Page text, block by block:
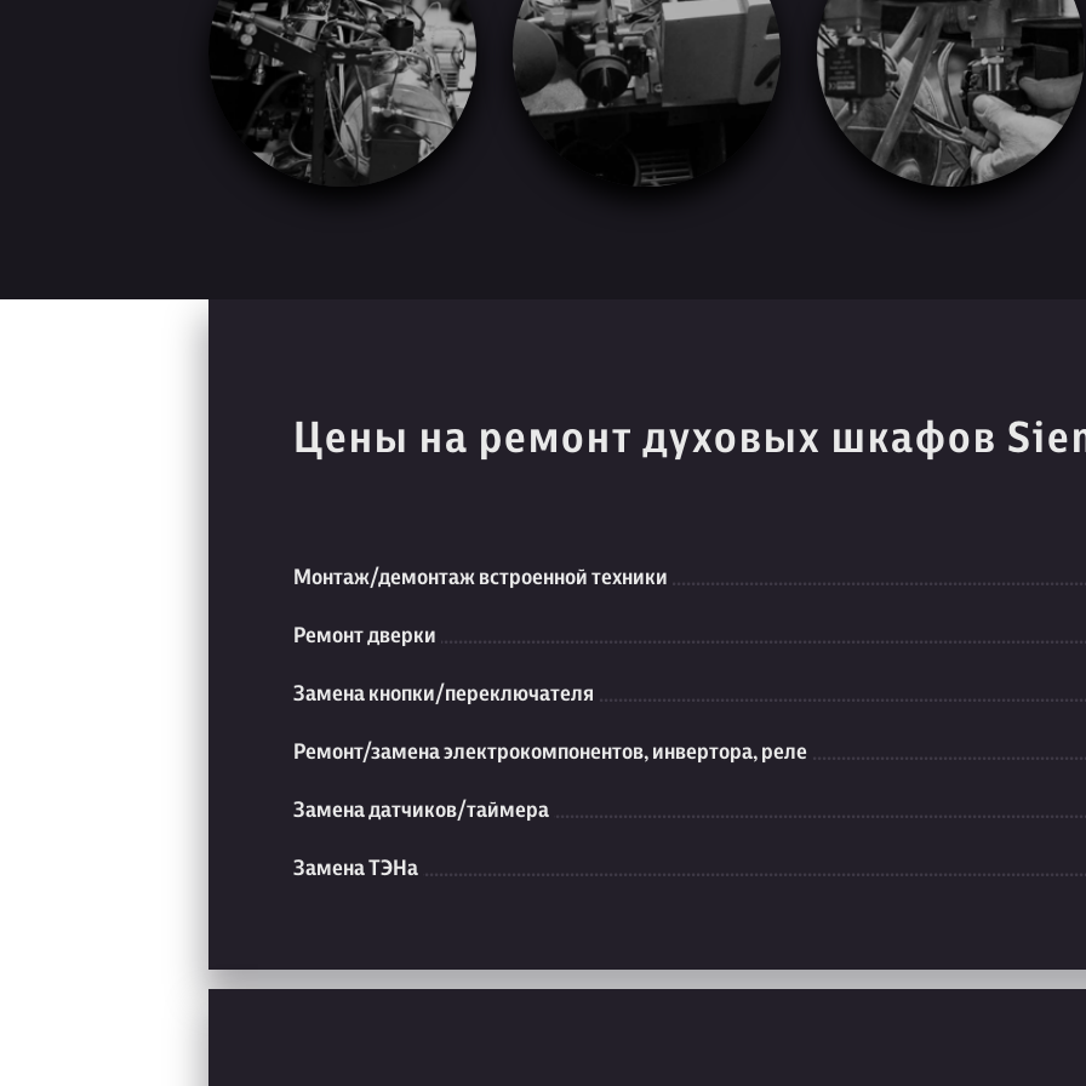
Цены на ремонт духовых шкафов
Монтаж/демонтаж встроенной техники
Ремонт дверки
Замена кнопки/переключателя
Ремонт/замена электрокомпонентов, инвертора, реле
Замена датчиков/таймера
Замена ТЭНа